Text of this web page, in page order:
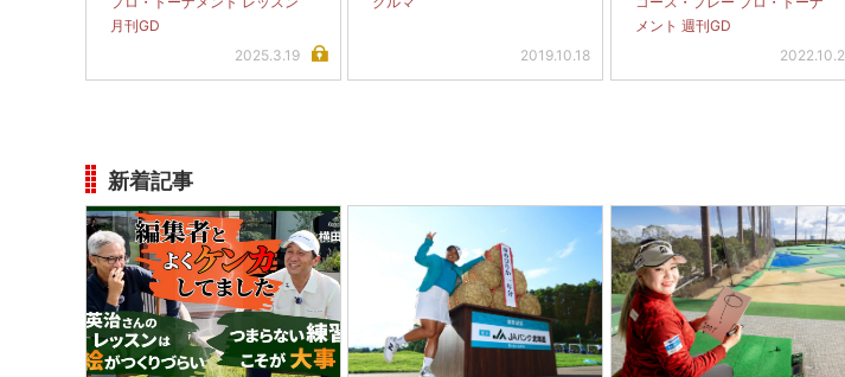
月刊GD
2025.3.19
2019.10.18
メント 週刊GD
新着記事